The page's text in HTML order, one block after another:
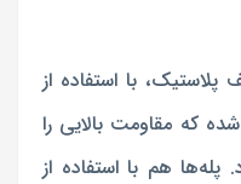
استخری 6 پله کف پلاستیک، با استفاده از
304 ساخته شده که مقاومت بالایی را
پله‌ها هم با استفاده از